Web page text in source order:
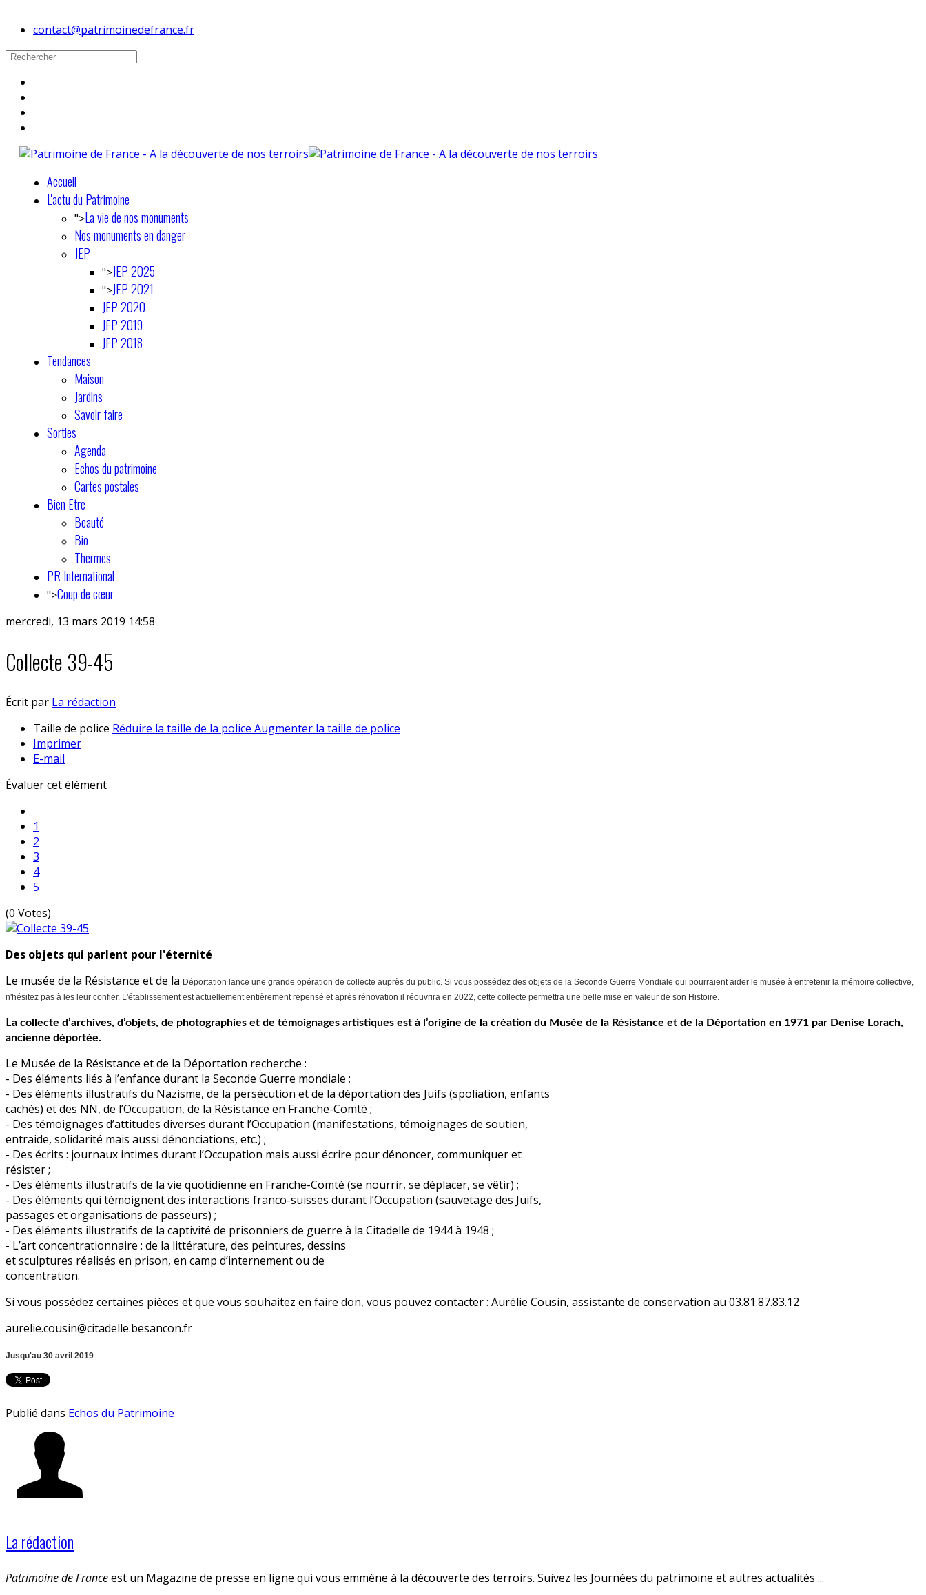
contact@patrimoinedefrance.fr
Accueil
L'actu du Patrimoine
">La vie de nos monuments
Nos monuments en danger
JEP
">JEP 2025
">JEP 2021
JEP 2020
JEP 2019
JEP 2018
Tendances
Maison
Jardins
Savoir faire
Sorties
Agenda
Echos du patrimoine
Cartes postales
Bien Etre
Beauté
Bio
Thermes
PR International
">Coup de cœur
mercredi, 13 mars 2019 14:58
Collecte 39-45
Écrit par La rédaction
Taille de police Réduire la taille de la police Augmenter la taille de police
Imprimer
E-mail
Évaluer cet élément
1
2
3
4
5
(0 Votes)
Des objets qui parlent pour l'éternité
Le musée de la Résistance et de la Déportation lance une grande opération de collecte auprès du public. Si vous possédez des objets de la Seconde Guerre Mondiale qui pourraient aider le musée à entretenir la mémoire collective,
n'hésitez pas à les leur confier. L'établissement est actuellement entièrement repensé et après rénovation il réouvrira en 2022, cette collecte permettra une belle mise en valeur de son Histoire.
La collecte d’archives, d’objets, de photographies et de témoignages artistiques est à l’origine de la création du Musée de la Résistance et de la Déportation en 1971 par Denise Lorach,
ancienne déportée.
Le Musée de la Résistance et de la Déportation recherche :
- Des éléments liés à l’enfance durant la Seconde Guerre mondiale ;
- Des éléments illustratifs du Nazisme, de la persécution et de la déportation des Juifs (spoliation, enfants
cachés) et des NN, de l’Occupation, de la Résistance en Franche-Comté ;
- Des témoignages d’attitudes diverses durant l’Occupation (manifestations, témoignages de soutien,
entraide, solidarité mais aussi dénonciations, etc.) ;
- Des écrits : journaux intimes durant l’Occupation mais aussi écrire pour dénoncer, communiquer et
résister ;
- Des éléments illustratifs de la vie quotidienne en Franche-Comté (se nourrir, se déplacer, se vêtir) ;
- Des éléments qui témoignent des interactions franco-suisses durant l’Occupation (sauvetage des Juifs,
passages et organisations de passeurs) ;
- Des éléments illustratifs de la captivité de prisonniers de guerre à la Citadelle de 1944 à 1948 ;
- L’art concentrationnaire : de la littérature, des peintures, dessins
et sculptures réalisés en prison, en camp d’internement ou de
concentration.
Si vous possédez certaines pièces et que vous souhaitez en faire don, vous pouvez contacter : Aurélie Cousin, assistante de conservation au 03.81.87.83.12
aurelie.cousin@citadelle.besancon.fr
Jusqu'au 30 avril 2019
Publié dans Echos du Patrimoine
La rédaction
Patrimoine de Franceest un Magazine de presse en ligne qui vous emmène à la découverte des terroirs. Suivez les Journées du patrimoine et autres actualités ...